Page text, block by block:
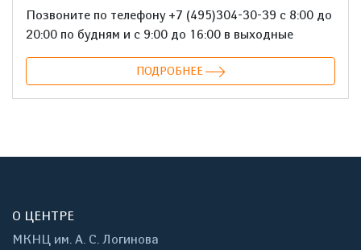
Позвоните по телефону +7 (495)304-30-39 с 8:00 до
20:00 по будням и с 9:00 до 16:00 в выходные
ПОДРОБНЕЕ
О ЦЕНТРЕ
МКНЦ им. А. С. Логинова